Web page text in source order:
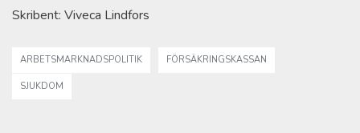
Skribent: Viveca Lindfors
ARBETSMARKNADSPOLITIK FÖRSÄKRINGSKASSAN
SJUKDOM